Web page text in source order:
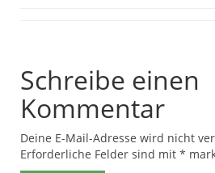
Schreibe einen
Kommentar
Deine E-Mail-Adresse wird nicht
Erforderliche Felder sind mit *